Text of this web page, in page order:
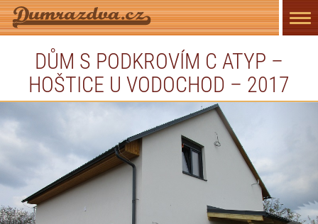
DŮM S PODKROVÍM C ATYP –
HOŠTICE U VODOCHOD – 2017